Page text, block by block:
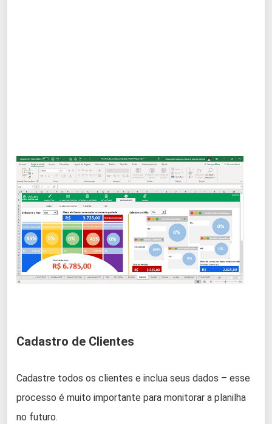
Cadastro de Clientes
Cadastre todos os clientes e inclua seus dados – esse
processo é muito importante para monitorar a planilha
no futuro.